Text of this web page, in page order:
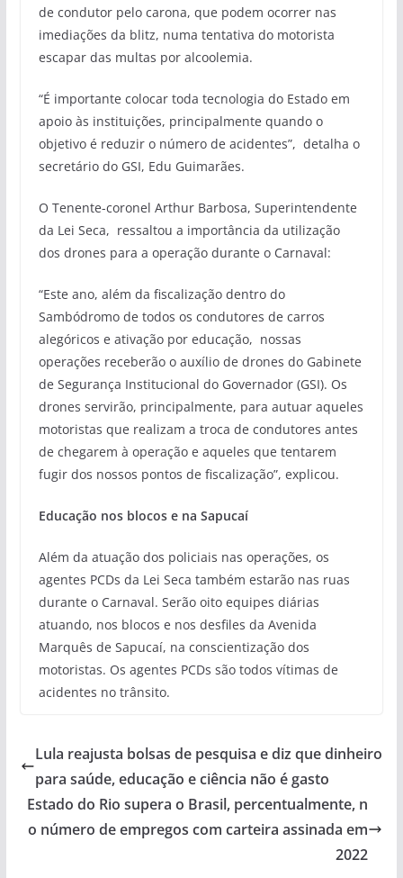
de condutor pelo carona, que podem ocorrer nas
imediações da blitz, numa tentativa do motorista
escapar das multas por alcoolemia.
“É importante colocar toda tecnologia do Estado em
apoio às instituições, principalmente quando o
objetivo é reduzir o número de acidentes”, detalha o
secretário do GSI, Edu Guimarães.
O Tenente-coronel Arthur Barbosa, Superintendente
da Lei Seca, ressaltou a importância da utilização
dos drones para a operação durante o Carnaval:
“Este ano, além da fiscalização dentro do
Sambódromo de todos os condutores de carros
alegóricos e ativação por educação, nossas
operações receberão o auxílio de drones do Gabinete
de Segurança Institucional do Governador (GSI). Os
drones servirão, principalmente, para autuar aqueles
motoristas que realizam a troca de condutores antes
de chegarem à operação e aqueles que tentarem
fugir dos nossos pontos de fiscalização”, explicou.
Educação nos blocos e na Sapucaí
Além da atuação dos policiais nas operações, os
agentes PCDs da Lei Seca também estarão nas ruas
durante o Carnaval. Serão oito equipes diárias
atuando, nos blocos e nos desfiles da Avenida
Marquês de Sapucaí, na conscientização dos
motoristas. Os agentes PCDs são todos vítimas de
acidentes no trânsito.
Lula reajusta bolsas de pesquisa e diz que dinheiro
para saúde, educação e ciência não é gasto
Estado do Rio supera o Brasil, percentualmente, n
o número de empregos com carteira assinada em
2022